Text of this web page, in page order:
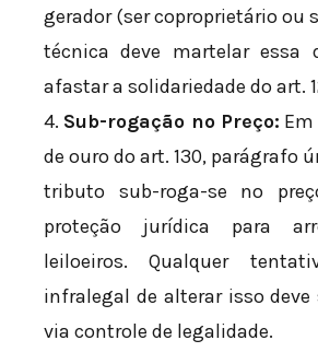
gerador (ser coproprietário ou
técnica deve martelar essa
afastar a solidariedade do art.
4. Sub-rogação no Preço:
de ouro do art. 130, parágrafo
tributo sub-roga-se no
proteção jurídica para
leiloeiros. Qualquer
infralegal de alterar isso
via controle de legalidade.